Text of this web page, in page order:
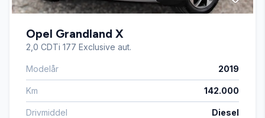
Opel Grandland X
2,0 CDTi 177 Exclusive aut.
Modelår 2019
Km 142.000
Drivmiddel Diesel